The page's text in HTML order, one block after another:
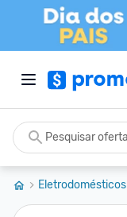
Eletrodomésticos